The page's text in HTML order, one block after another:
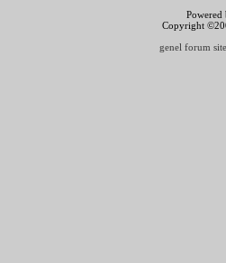
Copyright
genel forum